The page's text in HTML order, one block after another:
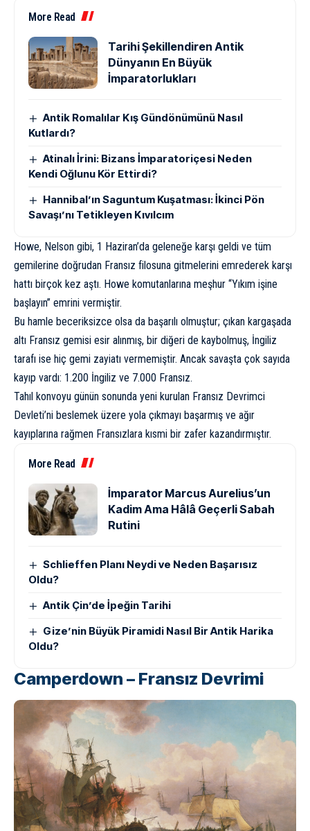
More Read
Tarihi Şekillendiren Antik
Dünyanın En Büyük
İmparatorlukları
Antik Romalılar Kış Gündönümünü Nasıl
Kutlardı?
Atinalı İrini: Bizans İmparatoriçesi Neden
Kendi Oğlunu Kör Ettirdi?
Hannibal’ın Saguntum Kuşatması: İkinci Pön
Savaşı’nı Tetikleyen Kıvılcım
Howe, Nelson gibi, 1 Haziran’da geleneğe karşı geldi ve tüm
gemilerine doğrudan Fransız filosuna gitmelerini emrederek karşı
hattı birçok kez aştı. Howe komutanlarına meşhur “Yıkım işine
başlayın” emrini vermiştir.
Bu hamle beceriksizce olsa da başarılı olmuştur; çıkan kargaşada
altı Fransız gemisi esir alınmış, bir diğeri de kaybolmuş, İngiliz
tarafı ise hiç gemi zayiatı vermemiştir. Ancak savaşta çok sayıda
kayıp vardı: 1.200 İngiliz ve 7.000 Fransız.
Tahıl konvoyu günün sonunda yeni kurulan Fransız Devrimci
Devleti’ni beslemek üzere yola çıkmayı başarmış ve ağır
kayıplarına rağmen Fransızlara kısmi bir zafer kazandırmıştır.
More Read
İmparator Marcus Aurelius’un
Kadim Ama Hâlâ Geçerli Sabah
Rutini
Schlieffen Planı Neydi ve Neden Başarısız
Oldu?
Antik Çin’de İpeğin Tarihi
Gize’nin Büyük Piramidi Nasıl Bir Antik Harika
Oldu?
Camperdown – Fransız Devrimi